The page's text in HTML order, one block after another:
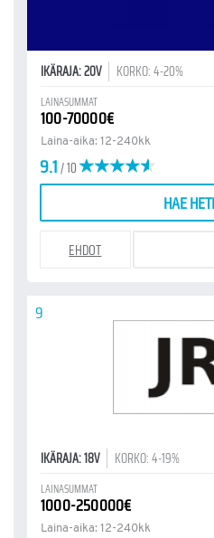
IKÄRAJA: 20V KORKO: 4-20%
LAINASUMMAT
100-70000€
Laina-aika: 12-240kk
9.1/ 10
HAE HETI
EHDOT
9
IKÄRAJA: 18V KORKO: 4-19%
LAINASUMMAT
1000-250000€
Laina-aika: 12-240kk